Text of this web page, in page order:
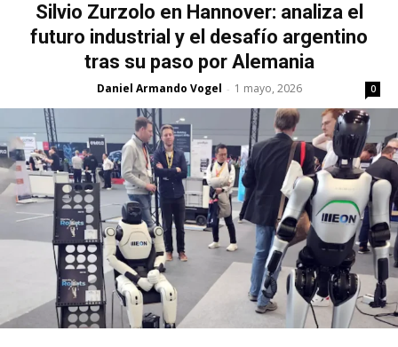
Silvio Zurzolo en Hannover: analiza el
futuro industrial y el desafío argentino
tras su paso por Alemania
Daniel Armando Vogel - 1 mayo, 2026 0